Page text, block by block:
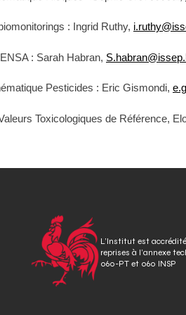
: Ingrid Ruthy,
: Sarah Habran,
Pesticides : Eric Gismondi,
Toxicologiques de Référence,
L’Institut est
reprises à l’annexe
060-PT et 060 INSP